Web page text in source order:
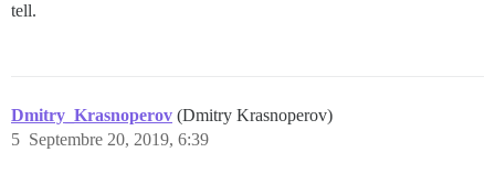
tell.
Dmitry_Krasnoperov (Dmitry Krasnoperov)
Septembre 20, 2019, 6:39
5